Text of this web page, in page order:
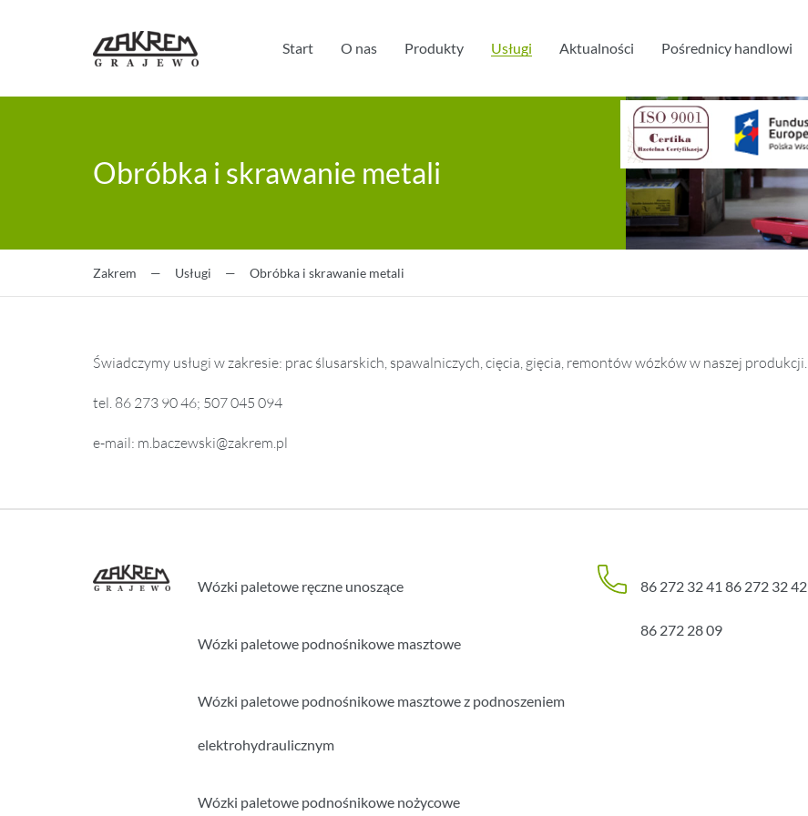
Start O nas Produkty Usługi Aktualności Pośrednicy handlowi
Obróbka i skrawanie metali
Zakrem — Usługi — Obróbka i skrawanie metali
Świadczymy usługi w zakresie: prac ślusarskich, spawalniczych, cięcia, gięcia, remontów wózków w naszej produkcji.
tel. 86 273 90 46; 507 045 094
e-mail: m.baczewski@zakrem.pl
Wózki paletowe ręczne unoszące
Wózki paletowe podnośnikowe masztowe
Wózki paletowe podnośnikowe masztowe z podnoszeniem
elektrohydraulicznym
Wózki paletowe podnośnikowe nożycowe
86 272 32 41 86 272 32 42
86 272 28 09